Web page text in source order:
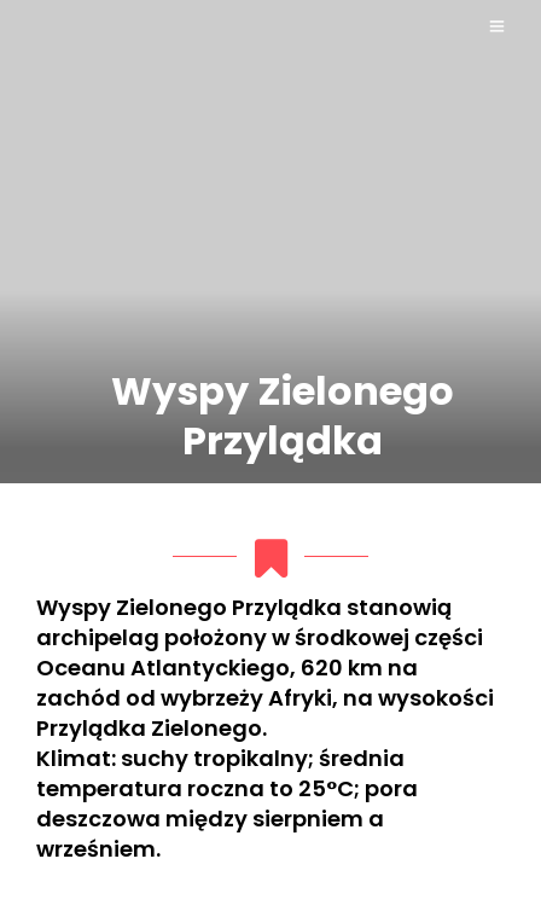
Wyspy Zielonego
Przylądka
Wyspy Zielonego Przylądka stanowią
archipelag położony w środkowej części
Oceanu Atlantyckiego, 620 km na
zachód od wybrzeży Afryki, na wysokości
Przylądka Zielonego.
Klimat: suchy tropikalny; średnia
temperatura roczna to 25°C; pora
deszczowa między sierpniem a
wrześniem.